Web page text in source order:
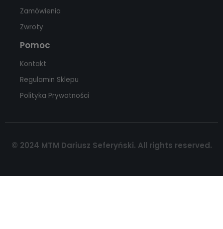
Zamówienia
Zwroty
Pomoc
Kontakt
Regulamin Sklepu
Polityka Prywatności
© 2024 MTM Dariusz Seferyński. All rights reserved.